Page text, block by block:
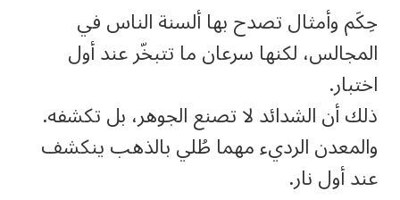
حِكَم وأمثال تصدح بها ألسنة الناس في
المجالس، لكنها سرعان ما تتبخّر عند أول
اختبار.
ذلك أن الشدائد لا تصنع الجوهر، بل تكشفه.
والمعدن الرديء مهما طُلي بالذهب ينكشف
عند أول نار.